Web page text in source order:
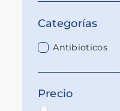
Categorías
Antibioticos
Precio